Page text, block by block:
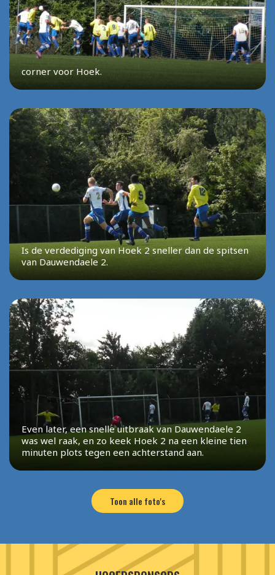
corner voor Hoek.
Is de verdediging van Hoek 2 sneller dan de spitsen
van Dauwendaele 2.
Even later, een snelle uitbraak van Dauwendaele 2
was wel raak, en zo keek Hoek 2 na een kleine tien
minuten plots tegen een achterstand aan.
Toon alle foto's